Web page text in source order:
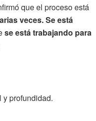
que el proceso está
veces. Se está
se está trabajando para
profundidad.